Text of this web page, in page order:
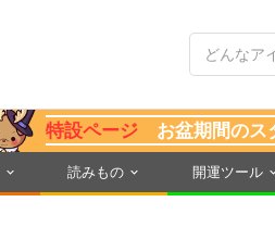
特設ページ お盆期間のス
読みもの 開運ツール